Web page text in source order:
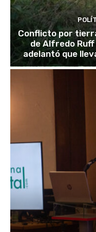
Conflicto por
de Alfredo Ruff
adelantó que